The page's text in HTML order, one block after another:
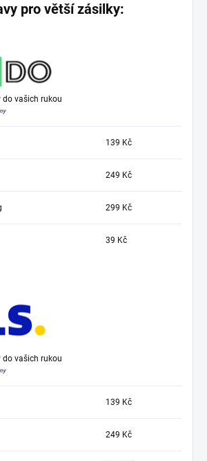
pro větší zásilky:
do vašich rukou
139 Kč
249 Kč
299 Kč
39 Kč
do vašich rukou
139 Kč
249 Kč